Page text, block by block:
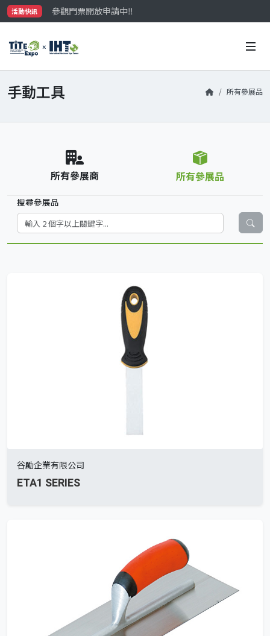
活動快訊
參觀門票開放申請中‼️
最大規模台灣五金展TiTE x IHT，2026/10/20-22與您在
手動工具 所有參展品
所有參展商 所有參展品
搜尋參展品
谷勵企業有限公司
ETA1 SERIES